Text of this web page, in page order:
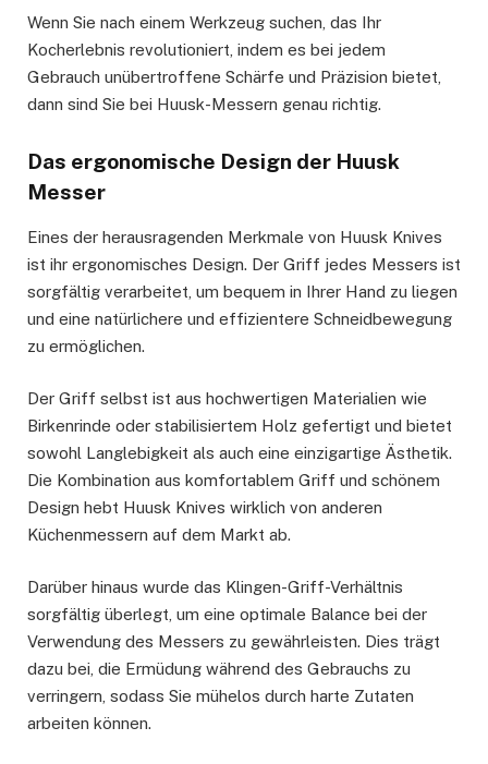
Wenn Sie nach einem Werkzeug suchen, das Ihr
Kocherlebnis revolutioniert, indem es bei jedem
Gebrauch unübertroffene Schärfe und Präzision bietet,
dann sind Sie bei Huusk-Messern genau richtig.
Das ergonomische Design der Huusk
Messer
Eines der herausragenden Merkmale von Huusk Knives
ist ihr ergonomisches Design. Der Griff jedes Messers ist
sorgfältig verarbeitet, um bequem in Ihrer Hand zu liegen
und eine natürlichere und effizientere Schneidbewegung
zu ermöglichen.
Der Griff selbst ist aus hochwertigen Materialien wie
Birkenrinde oder stabilisiertem Holz gefertigt und bietet
sowohl Langlebigkeit als auch eine einzigartige Ästhetik.
Die Kombination aus komfortablem Griff und schönem
Design hebt Huusk Knives wirklich von anderen
Küchenmessern auf dem Markt ab.
Darüber hinaus wurde das Klingen-Griff-Verhältnis
sorgfältig überlegt, um eine optimale Balance bei der
Verwendung des Messers zu gewährleisten. Dies trägt
dazu bei, die Ermüdung während des Gebrauchs zu
verringern, sodass Sie mühelos durch harte Zutaten
arbeiten können.